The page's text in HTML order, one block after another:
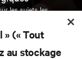
les sujets les
sur la gestion,
data centers
critiques.
» (« Tout
au stockage